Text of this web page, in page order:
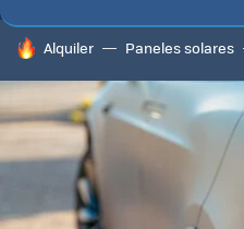
HOY SE HABLA DE
Alquiler Paneles solares